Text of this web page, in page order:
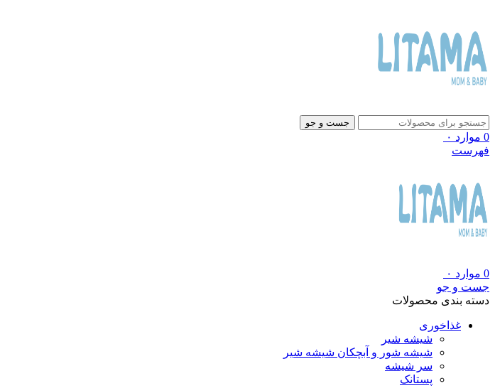
جست و جو
0 موارد ۰
فهرست
0 موارد ۰
جست و جو
دسته بندی محصولات
غذاخوری
شیشه شیر
شیشه ‌شور و آبچکان شیشه‌ شیر
سر شیشه
پستانک